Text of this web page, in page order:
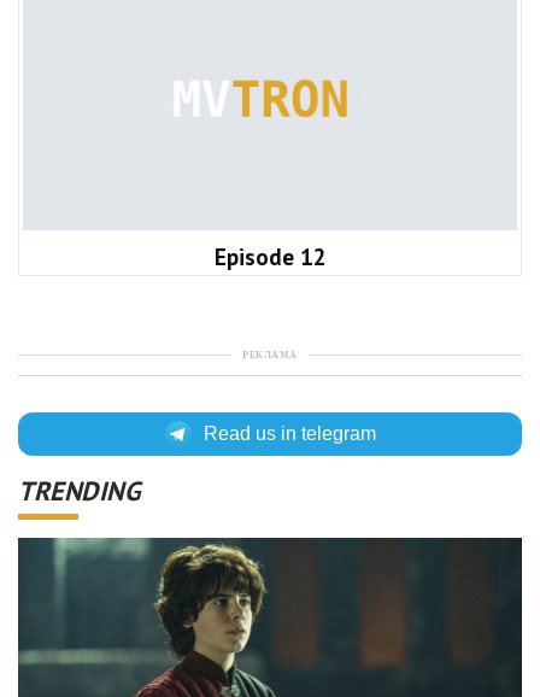
Episode 12
РЕКЛАМА
Read us in telegram
TRENDING